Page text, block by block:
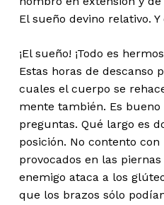
El sueño devino relativo.
¡El sueño! ¡Todo es
Estas horas de descanso
cuales el cuerpo se
mente también. Es
preguntas. Qué largo es
posición. No contento
provocados en las piernas
enemigo ataca a los
que los brazos sólo